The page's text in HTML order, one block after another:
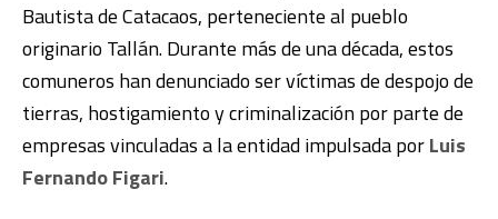
Bautista de Catacaos, perteneciente al pueblo
originario Tallán. Durante más de una década, estos
comuneros han denunciado ser víctimas de despojo de
tierras, hostigamiento y criminalización por parte de
empresas vinculadas a la entidad impulsada porLuis
Fernando Figari.